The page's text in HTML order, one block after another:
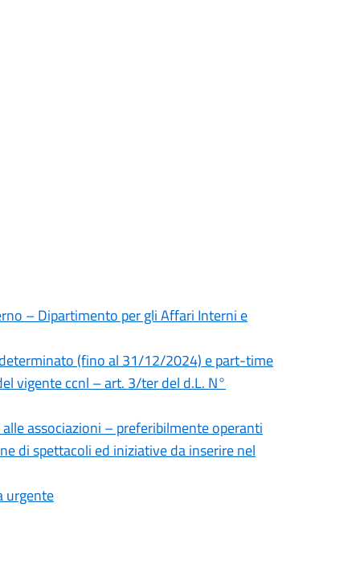
– Dipartimento per gli Affari Interni e
(fino al 31/12/2024) e part-time
vigente ccnl – art. 3/ter del d.L. N°
associazioni – preferibilmente operanti
di spettacoli ed iniziative da inserire nel
urgente